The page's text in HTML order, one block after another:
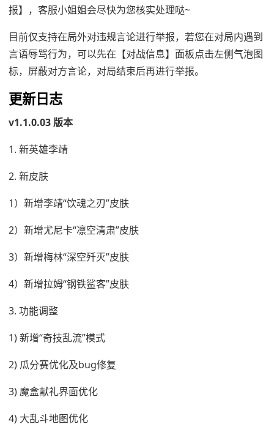
报】，客服小姐姐会尽快为您核实处理哒~
目前仅支持在局外对违规言论进行举报，若您在对局内遇到
言语辱骂行为，可以先在【对战信息】面板点击左侧气泡图
标，屏蔽对方言论，对局结束后再进行举报。
更新日志
v1.1.0.03 版本
1. 新英雄李靖
2. 新皮肤
1）新增李靖“饮魂之刃”皮肤
2）新增尤尼卡“凛空清肃”皮肤
3）新增梅林“深空歼灭”皮肤
4）新增拉姆“钢铁鲨客”皮肤
3. 功能调整
1) 新增“奇技乱流”模式
2) 瓜分赛优化及bug修复
3) 魔盒献礼界面优化
4) 大乱斗地图优化